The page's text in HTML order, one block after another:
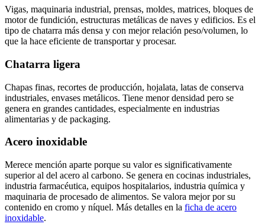
Vigas, maquinaria industrial, prensas, moldes, matrices, bloques de
motor de fundición, estructuras metálicas de naves y edificios. Es el
tipo de chatarra más densa y con mejor relación peso/volumen, lo
que la hace eficiente de transportar y procesar.
Chatarra ligera
Chapas finas, recortes de producción, hojalata, latas de conserva
industriales, envases metálicos. Tiene menor densidad pero se
genera en grandes cantidades, especialmente en industrias
alimentarias y de packaging.
Acero inoxidable
Merece mención aparte porque su valor es significativamente
superior al del acero al carbono. Se genera en cocinas industriales,
industria farmacéutica, equipos hospitalarios, industria química y
maquinaria de procesado de alimentos. Se valora mejor por su
contenido en cromo y níquel. Más detalles en la ficha de acero
inoxidable.